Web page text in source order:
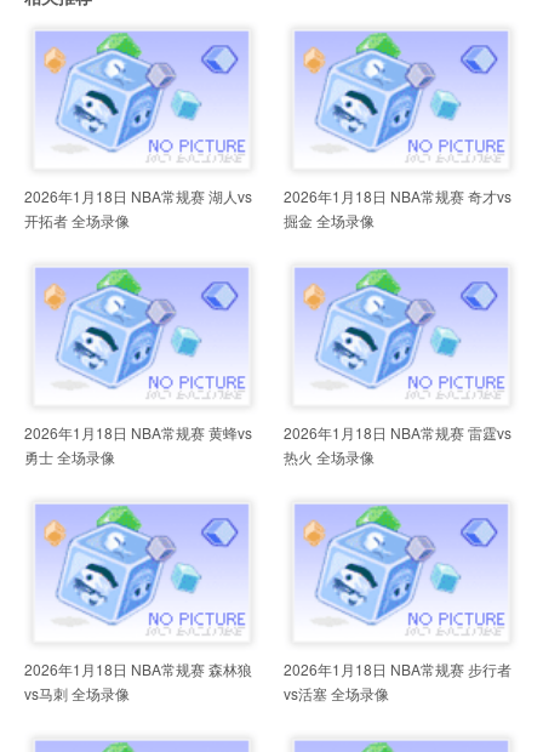
2026年1月18日 NBA常规赛 湖人vs
开拓者 全场录像
2026年1月18日 NBA常规赛 奇才vs
掘金 全场录像
2026年1月18日 NBA常规赛 黄蜂vs
勇士 全场录像
2026年1月18日 NBA常规赛 雷霆vs
热火 全场录像
2026年1月18日 NBA常规赛 森林狼
vs马刺 全场录像
2026年1月18日 NBA常规赛 步行者
vs活塞 全场录像